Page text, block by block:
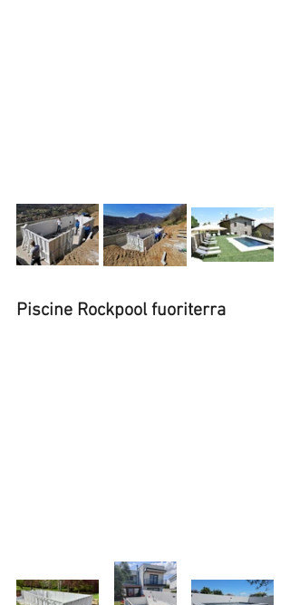
Piscine Rockpool fuoriterra